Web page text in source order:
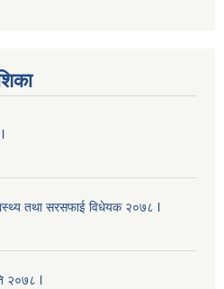
तथा सरसफाई विधेयक २०७८ l
२०७८ l